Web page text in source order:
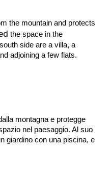
the mountain and protects
the space in the
side are a villa, a
adjoining a few flats.
montagna e protegge
nel paesaggio. Al suo
giardino con una piscina, e